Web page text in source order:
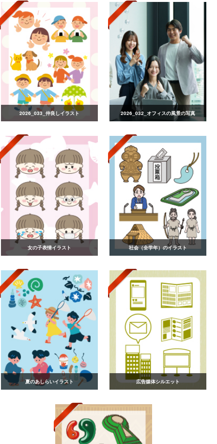
2026_033_仲良しイラスト 2026_032_オフィスの風景の写真
女の子表情イラスト 社会（全学年）のイラスト
夏のあしらいイラスト 広告媒体シルエット